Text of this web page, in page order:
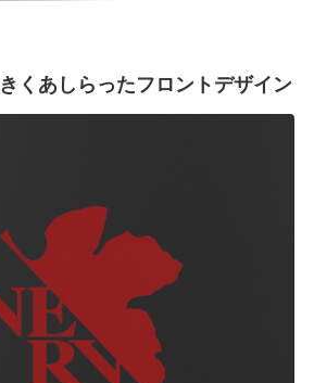
くあしらったフロントデザイン